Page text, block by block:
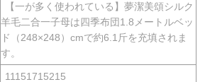
【一が多く使われている】夢潔美頌シルク
羊毛二合一子母は四季布団1.8メートルベッ
ド（248×248）cmで約6.1斤を充填されま
す。
11151715215